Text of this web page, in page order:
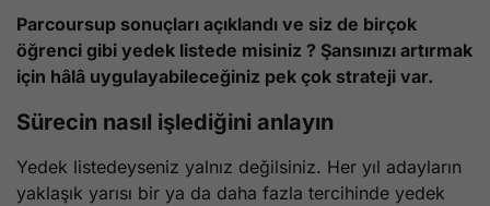
Parcoursup sonuçları açıklandı ve siz de birçok
öğrenci gibi yedek listede misiniz ? Şansınızı artırmak
için hâlâ uygulayabileceğiniz pek çok strateji var.
Sürecin nasıl işlediğini anlayın
Yedek listedeyseniz yalnız değilsiniz. Her yıl adayların
yaklaşık yarısı bir ya da daha fazla tercihinde yedek